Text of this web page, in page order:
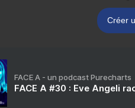
Créer
FACE A - un podcast Purecharts
FACE A #30 : Eve Angeli